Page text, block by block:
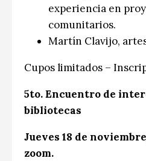
experiencia en
comunitarios.
Martín Clavijo,
Cupos limitados –
5to. Encuentro de
bibliotecas
Jueves 18 de
zoom.